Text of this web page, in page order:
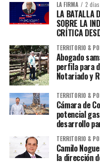
LA FIRMA 2
LA BATALLA
SOBRE LA
CRÍTICA
TERRITORIO &
Abogado
perfila para
Notariado y
TERRITORIO &
Cámara de
potencial
desarrollo
TERRITORIO &
Camilo
la dirección